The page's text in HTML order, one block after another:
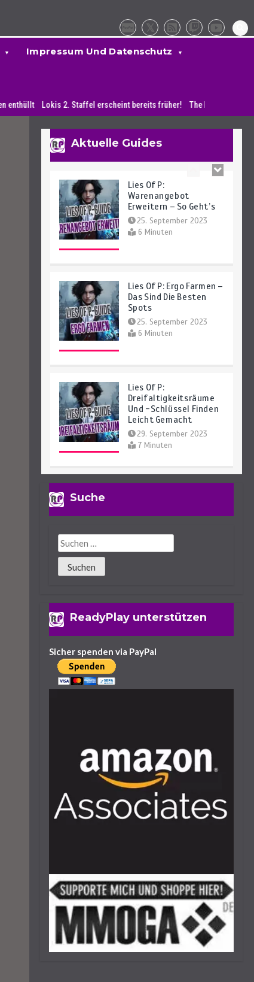
Impressum Und Datenschutz
Lokis 2. Staffel erscheint bereits früher! The Elder Scrolls 6:
Aktuelle Guides
27. September 2023
4 Minuten
Spiels
14 Minuten
Lies Of P:
Warenangebot
Erweitern – So Geht’s
25. September 2023
6 Minuten
Lies Of P: Ergo Farmen –
Das Sind Die Besten
Spots
25. September 2023
6 Minuten
Lies Of P:
Dreifaltigkeitsräume
Und -Schlüssel Finden
Leicht Gemacht
29. September 2023
7 Minuten
4 Minuten
Und Fundorte Des
Spiels
14 Minuten
Suche
ReadyPlay unterstützen
Sicher spenden via PayPal